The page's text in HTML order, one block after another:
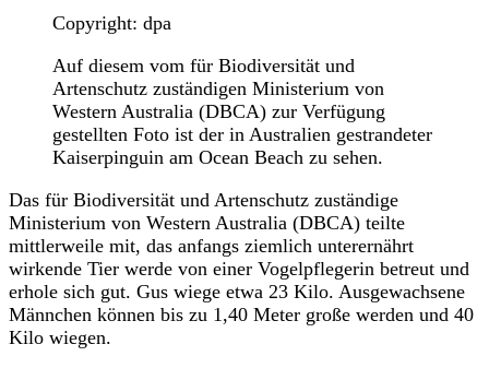
Copyright: dpa
Auf diesem vom für Biodiversität und
Artenschutz zuständigen Ministerium von
Western Australia (DBCA) zur Verfügung
gestellten Foto ist der in Australien gestrandeter
Kaiserpinguin am Ocean Beach zu sehen.
Das für Biodiversität und Artenschutz zuständige
Ministerium von Western Australia (DBCA) teilte
mittlerweile mit, das anfangs ziemlich unterernährt
wirkende Tier werde von einer Vogelpflegerin betreut und
erhole sich gut. Gus wiege etwa 23 Kilo. Ausgewachsene
Männchen können bis zu 1,40 Meter große werden und 40
Kilo wiegen.